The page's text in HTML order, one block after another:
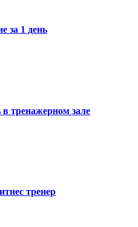
за 1 день
тренажерном зале
тренер